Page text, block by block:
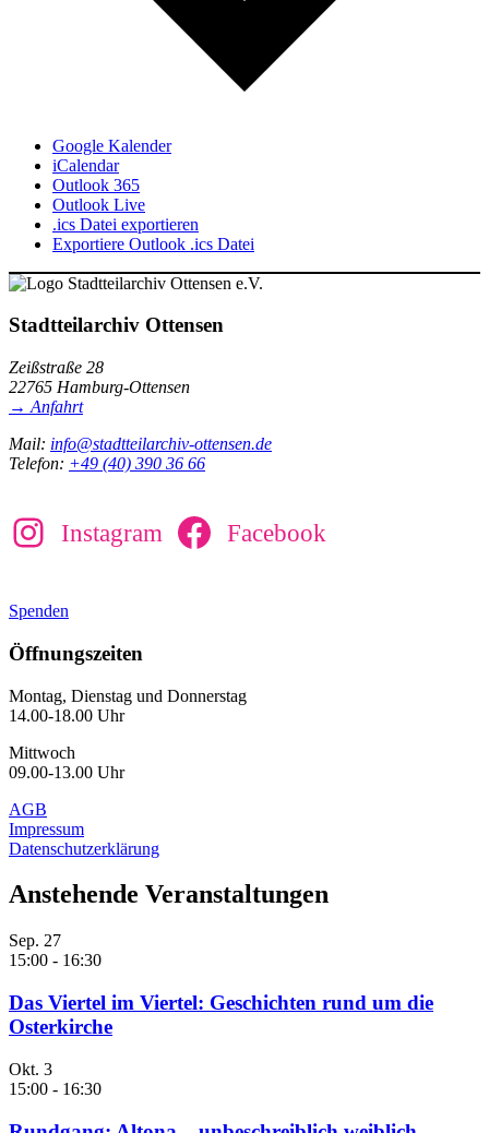
Google Kalender
iCalendar
Outlook 365
Outlook Live
.ics Datei exportieren
Exportiere Outlook .ics Datei
Stadtteilarchiv Ottensen
Zeißstraße 28
22765 Hamburg-Ottensen
→ Anfahrt
Mail: info@stadtteilarchiv-ottensen.de
Telefon: +49 (40) 390 36 66
Instagram Facebook
Spenden
Öffnungszeiten
Montag, Dienstag und Donnerstag
14.00-18.00 Uhr
Mittwoch
09.00-13.00 Uhr
AGB
Impressum
Datenschutzerklärung
Anstehende Veranstaltungen
Sep. 27
15:00 - 16:30
Das Viertel im Viertel: Geschichten rund um die
Osterkirche
Okt. 3
15:00 - 16:30